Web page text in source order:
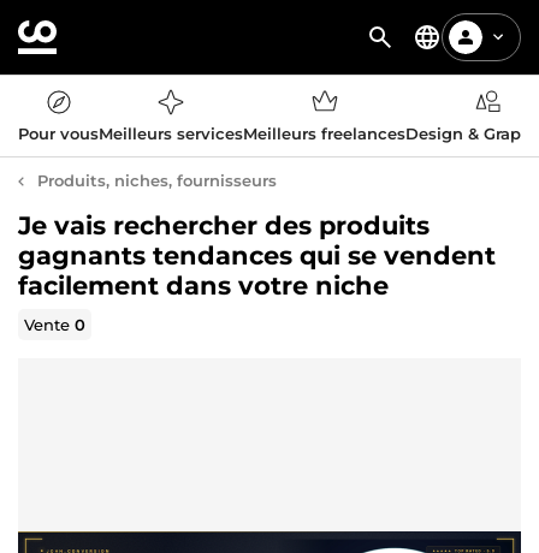
Pour vousMeilleurs servicesMeilleurs freelancesDesign &
Produits, niches, fournisseurs
Je vais rechercher des produits
gagnants tendances qui se vendent
facilement dans votre niche
Vente0